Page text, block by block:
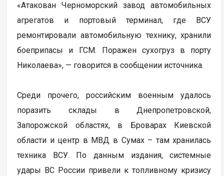
«Атакован Черноморский завод автомобильных
агрегатов и портовый терминал, где ВСУ
ремонтировали автомобильную технику, хранили
боеприпасы и ГСМ. Поражен сухогруз в порту
Николаева», — говорится в сообщении источника.
Среди прочего, российским военным удалось
поразить склады в Днепропетровской,
Запорожской областях, в Броварах Киевской
области и центр в МВД в Сумах – там хранилась
техника ВСУ. По данным издания, системные
удары ВС России привели к топливному кризису